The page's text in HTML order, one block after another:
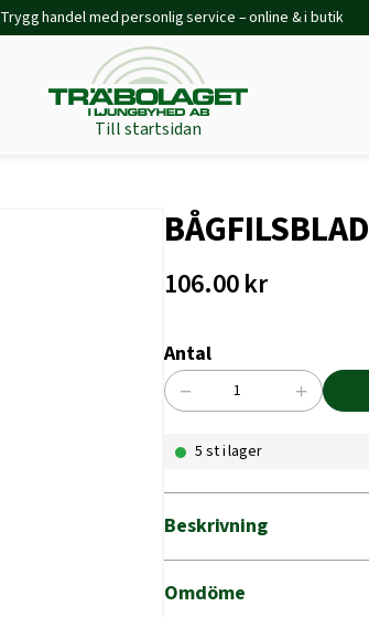
Trygg handel med personlig service – online & i butik
Till startsidan
106.00kr
Antal
BÅGFILSBLAD
12-
2-
P
HULTAFORS
mängd
− +
5 st i lager
Beskrivning
Omdöme